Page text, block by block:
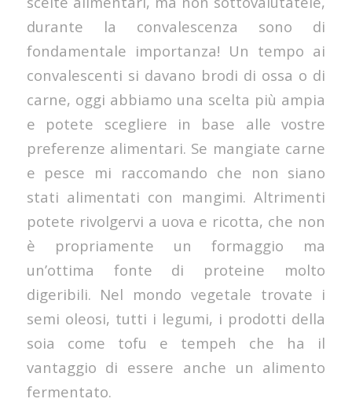
durante la convalescenza sono di
fondamentale importanza! Un tempo ai
convalescenti si davano brodi di ossa o di
carne, oggi abbiamo una scelta più ampia
e potete scegliere in base alle vostre
preferenze alimentari. Se mangiate carne
e pesce mi raccomando che non siano
stati alimentati con mangimi. Altrimenti
potete rivolgervi a uova e ricotta, che non
è propriamente un formaggio ma
un’ottima fonte di proteine molto
digeribili. Nel mondo vegetale trovate i
semi oleosi, tutti i legumi, i prodotti della
soia come tofu e tempeh che ha il
vantaggio di essere anche un alimento
fermentato.